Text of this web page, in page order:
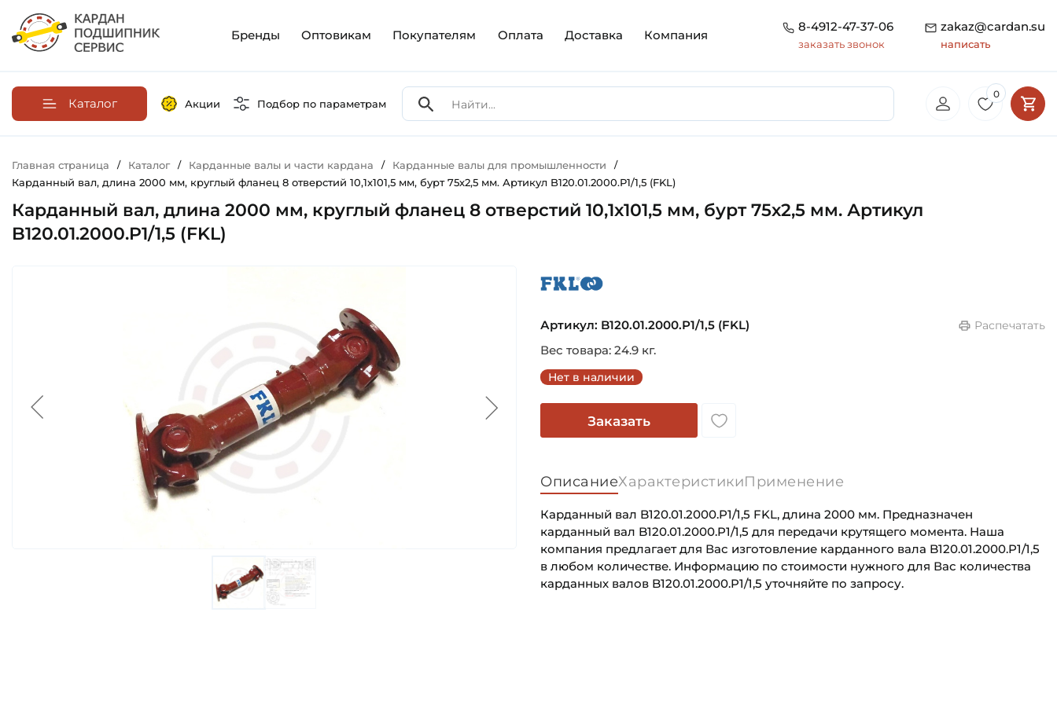
Бренды Оптовикам Покупателям Оплата Доставка Компания
8-4912-47-37-06
заказать звонок
zakaz@cardan.su
написать
Каталог Акции Подбор по параметрам
0
Главная страница / Каталог / Карданные валы и части кардана / Карданные валы для промышленности /
Карданный вал, длина 2000 мм, круглый фланец 8 отверстий 10,1х101,5 мм, бурт 75х2,5 мм. Артикул B120.01.2000.P1/1,5 (FKL)
Карданный вал, длина 2000 мм, круглый фланец 8 отверстий 10,1х101,5 мм, бурт 75х2,5 мм. Артикул
B120.01.2000.P1/1,5 (FKL)
Артикул: B120.01.2000.P1/1,5 (FKL)
Распечатать
Вес товара: 24.9 кг.
Нет в наличии
Заказать
ОписаниеХарактеристикиПрименение
Карданный вал B120.01.2000.P1/1,5 FKL, длина 2000 мм. Предназначен
карданный вал B120.01.2000.P1/1,5 для передачи крутящего момента. Наша
компания предлагает для Вас изготовление карданного вала B120.01.2000.P1/1,5
в любом количестве. Информацию по стоимости нужного для Вас количества
карданных валов B120.01.2000.P1/1,5 уточняйте по запросу.